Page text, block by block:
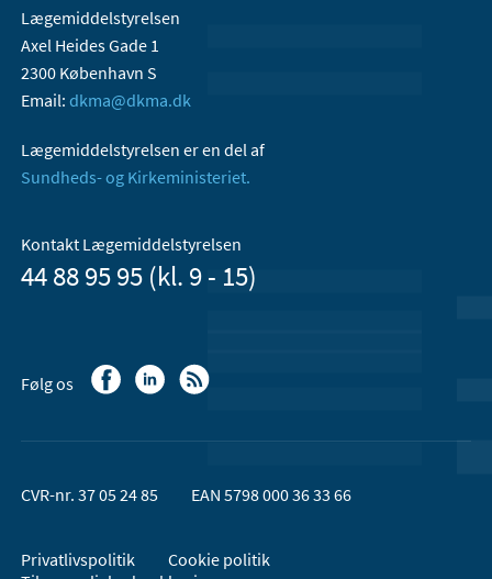
Lægemiddelstyrelsen
Axel Heides Gade 1
2300 København S
Email: dkma@dkma.dk
Lægemiddelstyrelsen er en del af
Sundheds- og Kirkeministeriet.
Kontakt Lægemiddelstyrelsen
44 88 95 95 (kl. 9 - 15)
Følg os
CVR-nr. 37 05 24 85 EAN 5798 000 36 33 66
Privatlivspolitik
Cookie politik